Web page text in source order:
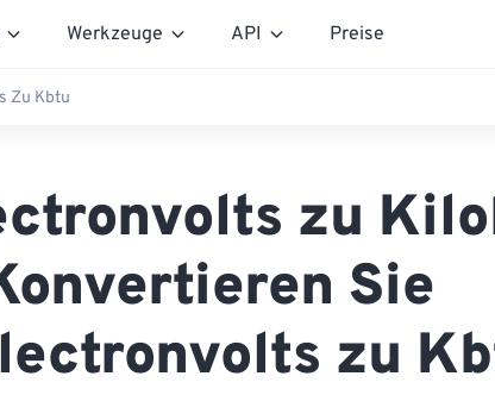
Werkzeuge API Preise
Zu Kbtu
zu
Sie
zu